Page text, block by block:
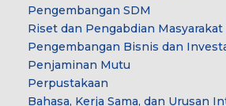
Pengembangan SDM
Riset dan Pengabdian Masyarakat
Pengembangan Bisnis dan
Penjaminan Mutu
Perpustakaan
Bahasa, Kerja Sama, dan Urusan